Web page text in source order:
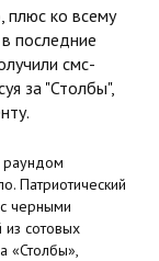
плюс ко всему
последние
смс-
за "Столбы",
раундом
Патриотический
черными
из сотовых
«Столбы»,